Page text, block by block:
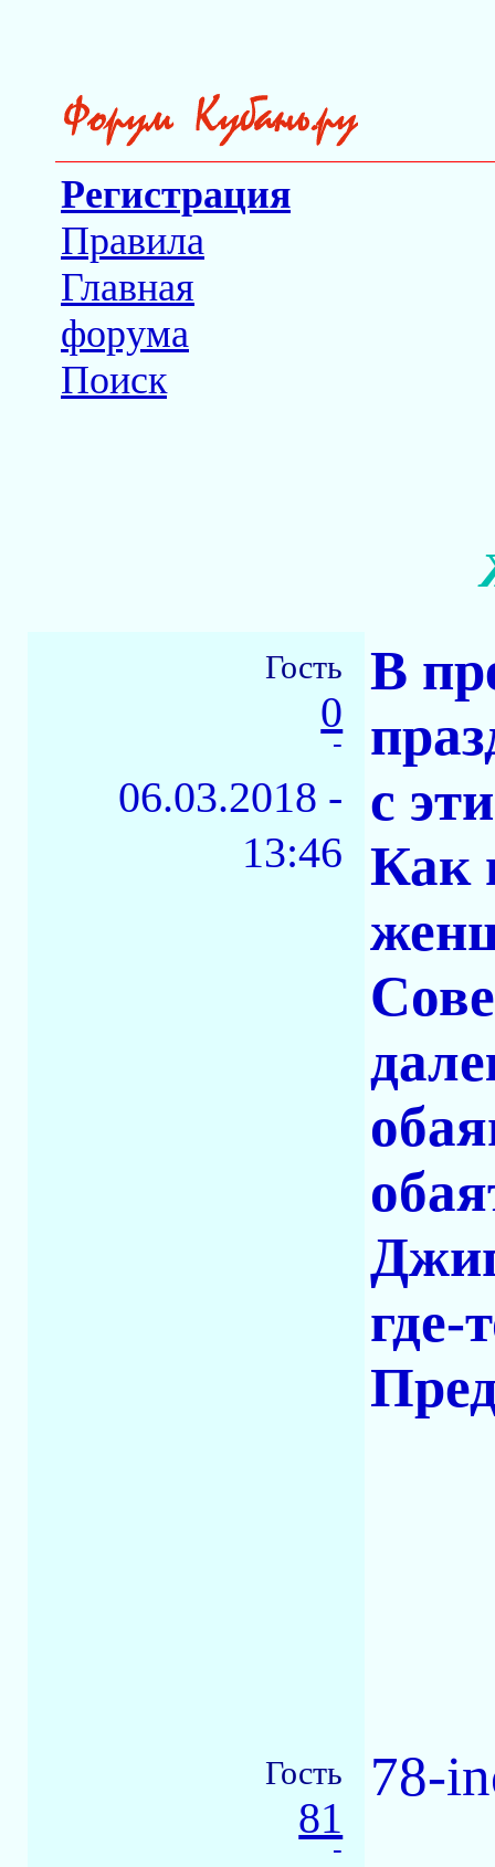
Регистрация
Правила
Главная
форума
Поиск
Гость
0
-
06.03.2018 -
13:46
В
с
Как
где-
Гость
81
-
78-